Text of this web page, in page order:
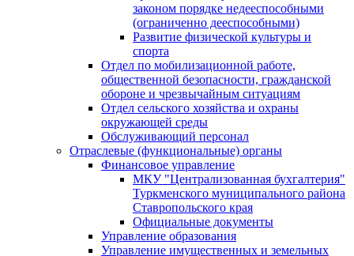
законом порядке недееспособными
(ограниченно дееспособными)
Развитие физической культуры и
спорта
Отдел по мобилизационной работе,
общественной безопасности, гражданской
оборонe и чрезвычайным ситуациям
Отдел сельского хозяйства и охраны
окружающей среды
Обслуживающий персонал
Отраслевые (функциональные) органы
Финансовое управление
МКУ "Централизованная бухгалтерия"
Туркменского муниципального района
Ставропольского края
Официальные документы
Управление образования
Управление имущественных и земельных